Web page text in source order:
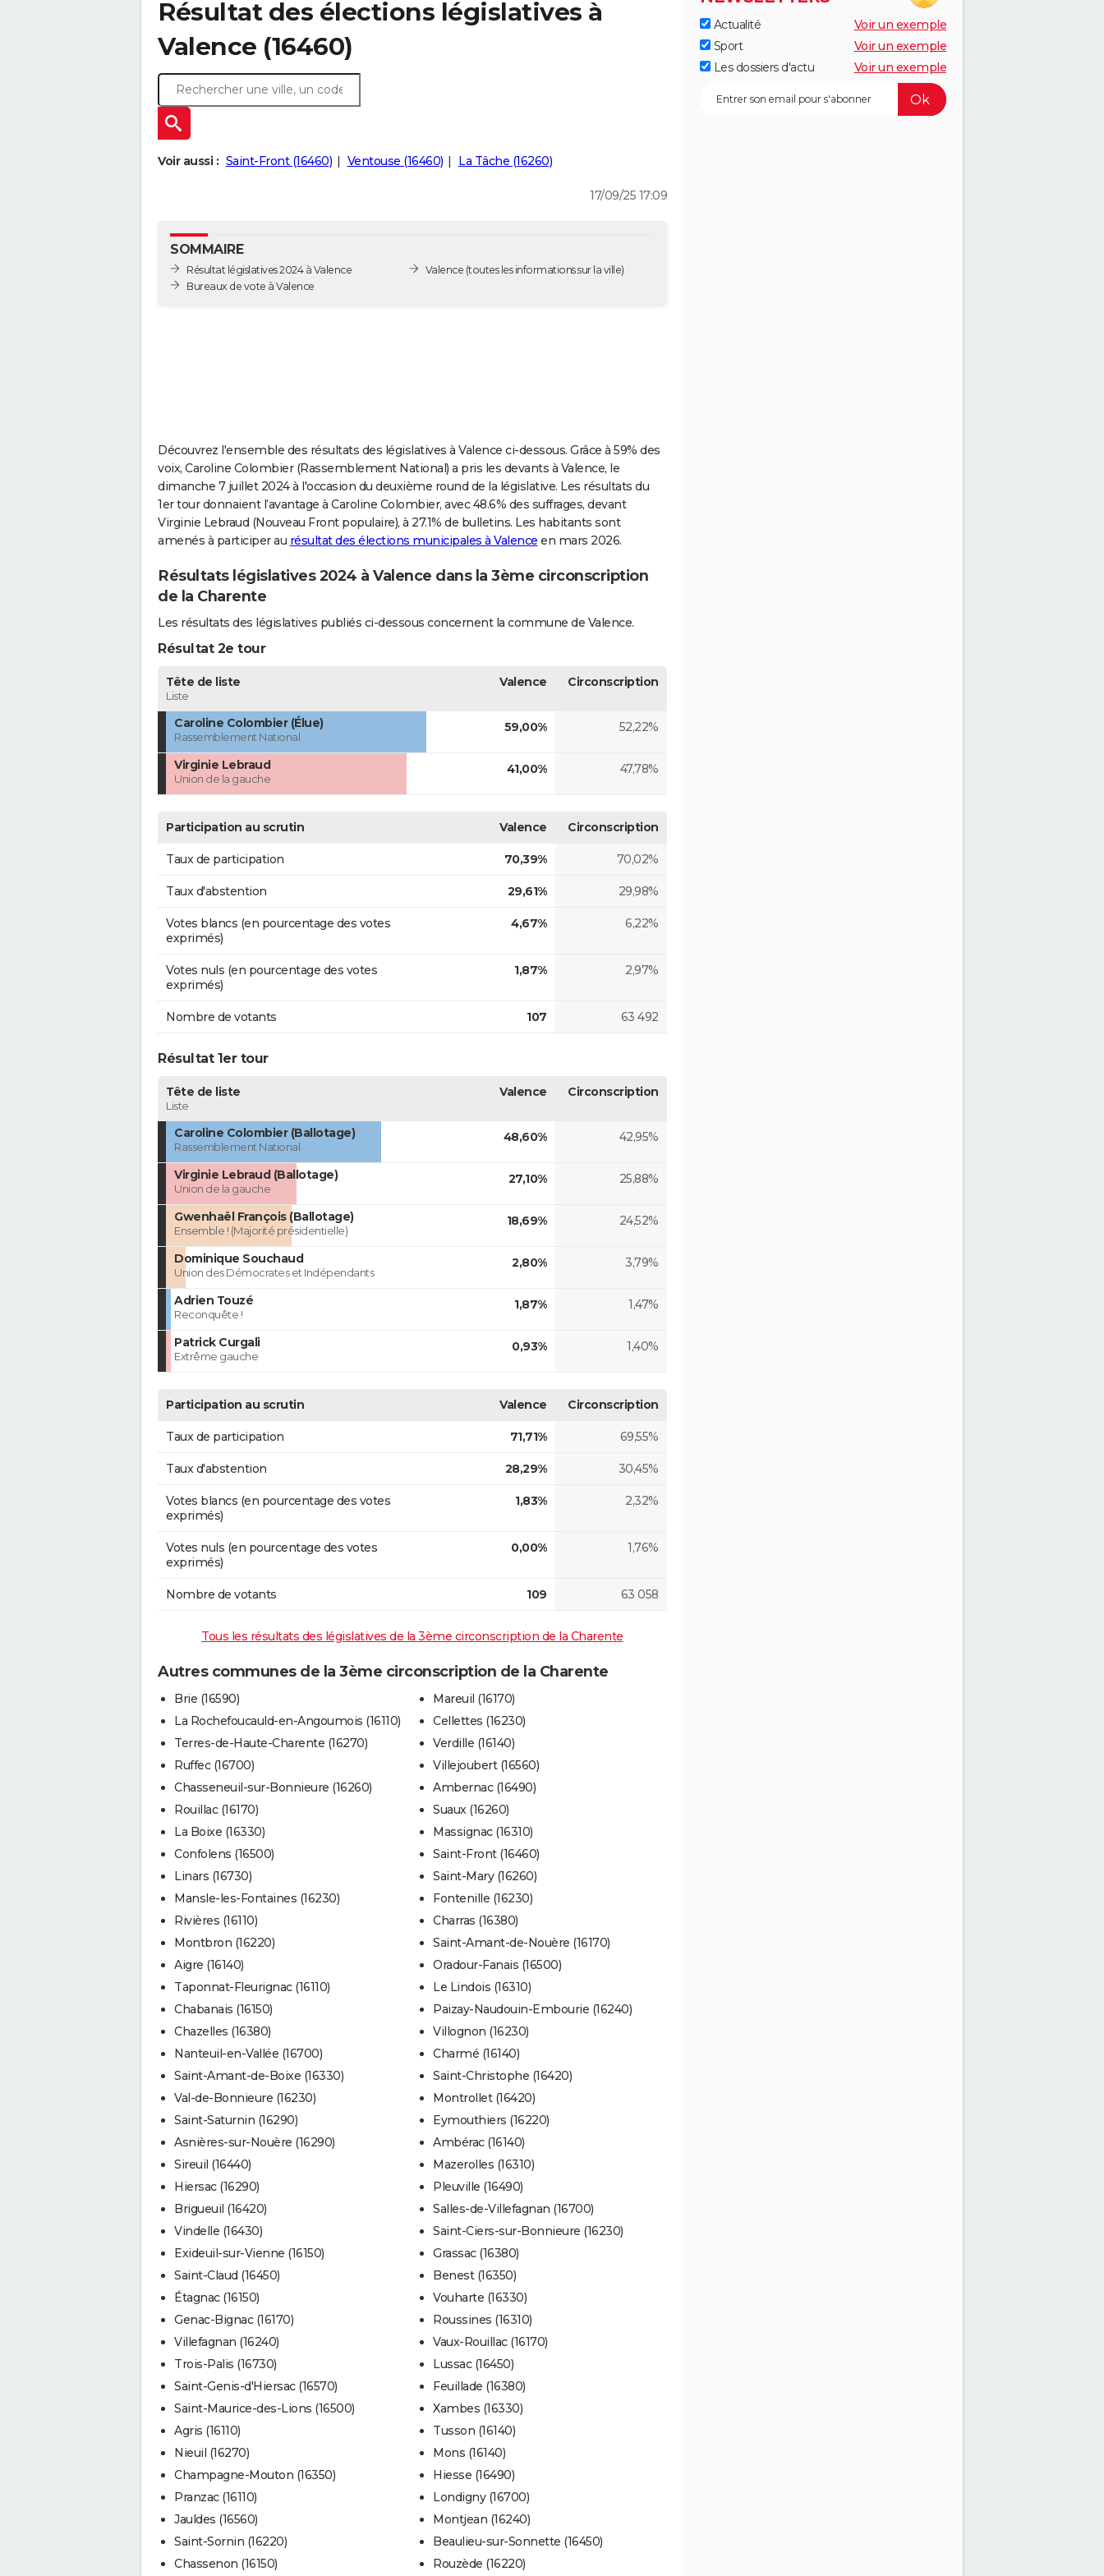
Résultat des élections législatives à
Valence (16460)
Voir aussi : Saint-Front (16460) Ventouse (16460) La Tâche (16260)
17/09/25 17:09
SOMMAIRE
Résultat législatives 2024 à Valence
Bureaux de vote à Valence
Valence (toutes les informations sur la ville)
Découvrez l'ensemble des résultats des législatives à Valence ci-dessous. Grâce à 59% des
voix, Caroline Colombier (Rassemblement National) a pris les devants à Valence, le
dimanche 7 juillet 2024 à l'occasion du deuxième round de la législative. Les résultats du
1er tour donnaient l’avantage à Caroline Colombier, avec 48.6% des suffrages, devant
Virginie Lebraud (Nouveau Front populaire), à 27.1% de bulletins. Les habitants sont
amenés à participer au résultat des élections municipales à Valence en mars 2026.
Résultats législatives 2024 à Valence dans la 3ème circonscription
de la Charente
Les résultats des législatives publiés ci-dessous concernent la commune de Valence.
Résultat 2e tour
Tête de liste
Liste
Valence Circonscription
Caroline Colombier (Élue)
Rassemblement National
59,00% 52,22%
Virginie Lebraud
Union de la gauche
41,00% 47,78%
Participation au scrutin Valence Circonscription
Taux de participation 70,39% 70,02%
Taux d'abstention 29,61% 29,98%
Votes blancs (en pourcentage des votes
exprimés)
4,67% 6,22%
Votes nuls (en pourcentage des votes
exprimés)
1,87% 2,97%
Nombre de votants 107 63 492
Résultat 1er tour
Tête de liste
Liste
Valence Circonscription
Caroline Colombier (Ballotage)
Rassemblement National
48,60% 42,95%
Virginie Lebraud (Ballotage)
Union de la gauche
27,10% 25,88%
Gwenhaël François (Ballotage)
Ensemble ! (Majorité présidentielle)
18,69% 24,52%
Dominique Souchaud
Union des Démocrates et Indépendants
2,80% 3,79%
Adrien Touzé
Reconquête !
1,87% 1,47%
Patrick Curgali
Extrême gauche
0,93% 1,40%
Participation au scrutin Valence Circonscription
Taux de participation 71,71% 69,55%
Taux d'abstention 28,29% 30,45%
Votes blancs (en pourcentage des votes
exprimés)
1,83% 2,32%
Votes nuls (en pourcentage des votes
exprimés)
0,00% 1,76%
Nombre de votants 109 63 058
Tous les résultats des législatives de la 3ème circonscription de la Charente
Autres communes de la 3ème circonscription de la Charente
Brie (16590)
La Rochefoucauld-en-Angoumois (16110)
Terres-de-Haute-Charente (16270)
Ruffec (16700)
Chasseneuil-sur-Bonnieure (16260)
Rouillac (16170)
La Boixe (16330)
Confolens (16500)
Linars (16730)
Mansle-les-Fontaines (16230)
Rivières (16110)
Montbron (16220)
Aigre (16140)
Taponnat-Fleurignac (16110)
Chabanais (16150)
Chazelles (16380)
Nanteuil-en-Vallée (16700)
Saint-Amant-de-Boixe (16330)
Val-de-Bonnieure (16230)
Saint-Saturnin (16290)
Asnières-sur-Nouère (16290)
Sireuil (16440)
Hiersac (16290)
Brigueuil (16420)
Vindelle (16430)
Exideuil-sur-Vienne (16150)
Saint-Claud (16450)
Étagnac (16150)
Genac-Bignac (16170)
Villefagnan (16240)
Trois-Palis (16730)
Saint-Genis-d'Hiersac (16570)
Saint-Maurice-des-Lions (16500)
Agris (16110)
Nieuil (16270)
Champagne-Mouton (16350)
Pranzac (16110)
Jauldes (16560)
Saint-Sornin (16220)
Chassenon (16150)
Mareuil (16170)
Cellettes (16230)
Verdille (16140)
Villejoubert (16560)
Ambernac (16490)
Suaux (16260)
Massignac (16310)
Saint-Front (16460)
Saint-Mary (16260)
Fontenille (16230)
Charras (16380)
Saint-Amant-de-Nouère (16170)
Oradour-Fanais (16500)
Le Lindois (16310)
Paizay-Naudouin-Embourie (16240)
Villognon (16230)
Charmé (16140)
Saint-Christophe (16420)
Montrollet (16420)
Eymouthiers (16220)
Ambérac (16140)
Mazerolles (16310)
Pleuville (16490)
Salles-de-Villefagnan (16700)
Saint-Ciers-sur-Bonnieure (16230)
Grassac (16380)
Benest (16350)
Vouharte (16330)
Roussines (16310)
Vaux-Rouillac (16170)
Lussac (16450)
Feuillade (16380)
Xambes (16330)
Tusson (16140)
Mons (16140)
Hiesse (16490)
Londigny (16700)
Montjean (16240)
Beaulieu-sur-Sonnette (16450)
Rouzède (16220)
Actualité
Voir un exemple
Sport
Voir un exemple
Les dossiers d'actu
Voir un exemple